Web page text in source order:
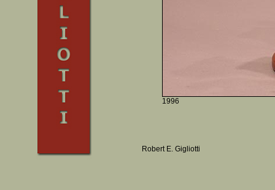
1996
Robert E. Gigliotti